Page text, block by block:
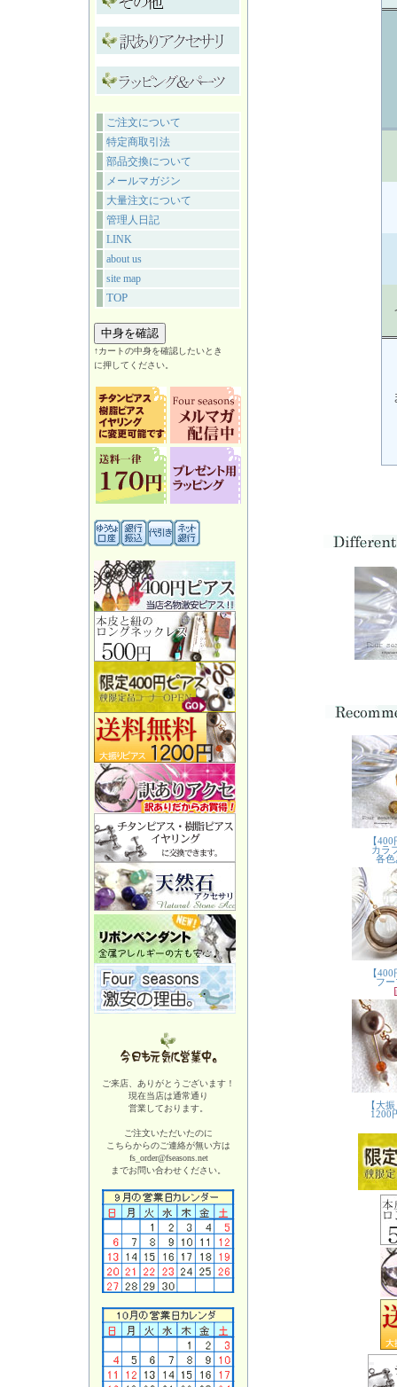
ご注文について
特定商取引法
部品交換について
メールマガジン
大量注文について
管理人日記
LINK
about us
site map
TOP
↑カートの中身を確認したいとき
に押してください。
ご来店、ありがとうございます！
現在当店は通常通り
営業しております。
ご注文いただいたのに
こちらからのご連絡が無い方は
fs_order@fseasons.net
までお問い合わせください。